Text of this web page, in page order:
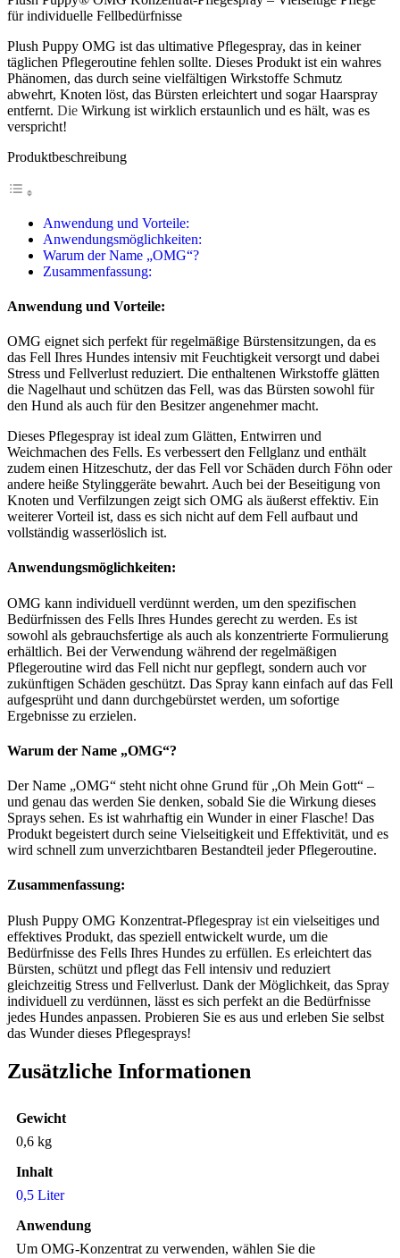
für individuelle Fellbedürfnisse
Plush Puppy OMG ist das ultimative Pflegespray, das in keiner
täglichen Pflegeroutine fehlen sollte. Dieses Produkt ist ein wahres
Phänomen, das durch seine vielfältigen Wirkstoffe Schmutz
abwehrt, Knoten löst, das Bürsten erleichtert und sogar Haarspray
entfernt. Die Wirkung ist wirklich erstaunlich und es hält, was es
verspricht!
Produktbeschreibung
Anwendung und Vorteile:
Anwendungsmöglichkeiten:
Warum der Name „OMG“?
Zusammenfassung:
Anwendung und Vorteile:
OMG eignet sich perfekt für regelmäßige Bürstensitzungen, da es
das Fell Ihres Hundes intensiv mit Feuchtigkeit versorgt und dabei
Stress und Fellverlust reduziert. Die enthaltenen Wirkstoffe glätten
die Nagelhaut und schützen das Fell, was das Bürsten sowohl für
den Hund als auch für den Besitzer angenehmer macht.
Dieses Pflegespray ist ideal zum Glätten, Entwirren und
Weichmachen des Fells. Es verbessert den Fellglanz und enthält
zudem einen Hitzeschutz, der das Fell vor Schäden durch Föhn oder
andere heiße Stylinggeräte bewahrt. Auch bei der Beseitigung von
Knoten und Verfilzungen zeigt sich OMG als äußerst effektiv. Ein
weiterer Vorteil ist, dass es sich nicht auf dem Fell aufbaut und
vollständig wasserlöslich ist.
Anwendungsmöglichkeiten:
OMG kann individuell verdünnt werden, um den spezifischen
Bedürfnissen des Fells Ihres Hundes gerecht zu werden. Es ist
sowohl als gebrauchsfertige als auch als konzentrierte Formulierung
erhältlich. Bei der Verwendung während der regelmäßigen
Pflegeroutine wird das Fell nicht nur gepflegt, sondern auch vor
zukünftigen Schäden geschützt. Das Spray kann einfach auf das Fell
aufgesprüht und dann durchgebürstet werden, um sofortige
Ergebnisse zu erzielen.
Warum der Name „OMG“?
Der Name „OMG“ steht nicht ohne Grund für „Oh Mein Gott“ –
und genau das werden Sie denken, sobald Sie die Wirkung dieses
Sprays sehen. Es ist wahrhaftig ein Wunder in einer Flasche! Das
Produkt begeistert durch seine Vielseitigkeit und Effektivität, und es
wird schnell zum unverzichtbaren Bestandteil jeder Pflegeroutine.
Zusammenfassung:
Plush Puppy OMG Konzentrat-Pflegespray ist ein vielseitiges und
effektives Produkt, das speziell entwickelt wurde, um die
Bedürfnisse des Fells Ihres Hundes zu erfüllen. Es erleichtert das
Bürsten, schützt und pflegt das Fell intensiv und reduziert
gleichzeitig Stress und Fellverlust. Dank der Möglichkeit, das Spray
individuell zu verdünnen, lässt es sich perfekt an die Bedürfnisse
jedes Hundes anpassen. Probieren Sie es aus und erleben Sie selbst
das Wunder dieses Pflegesprays!
Zusätzliche Informationen
Gewicht
0,6 kg
Inhalt
0,5 Liter
Anwendung
Um OMG-Konzentrat zu verwenden, wählen Sie die